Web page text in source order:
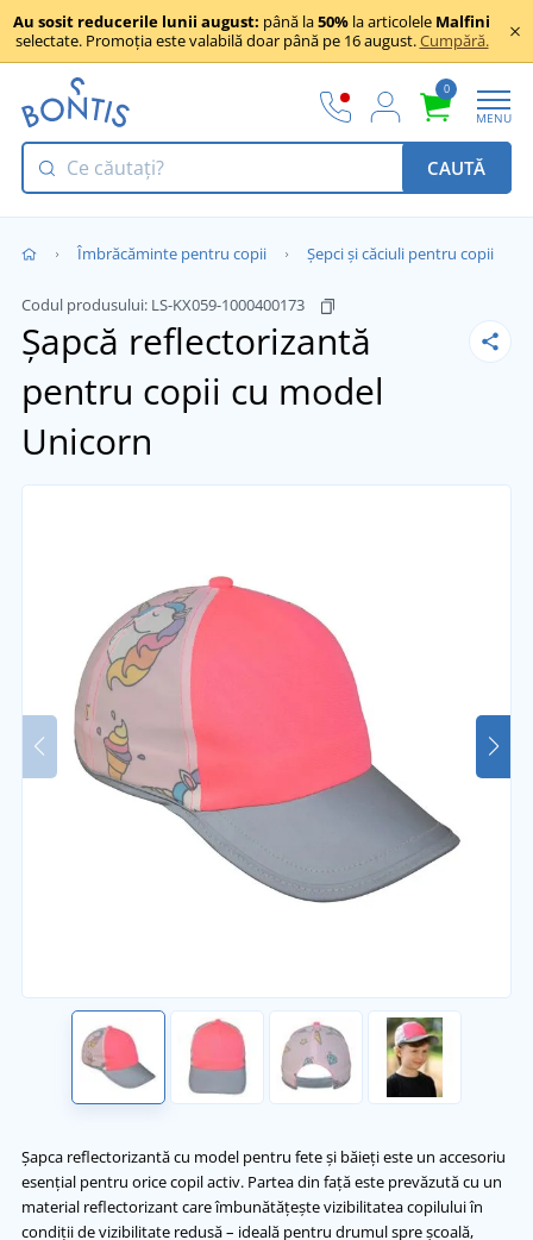
Au sosit reducerile lunii august: până la50% la articolele Malfini
selectate. Promoția este valabilă doar până pe 16 august.Cumpără.
0
MENU
CAUTĂ
Îmbrăcăminte pentru copii Șepci și căciuli pentru copii
Codul produsului: LS-KX059-1000400173
Șapcă reflectorizantă
pentru copii cu model
Unicorn
Șapca reflectorizantă cu model pentru fete și băieți este un accesoriu
esențial pentru orice copil activ. Partea din față este prevăzută cu un
material reflectorizant care îmbunătățește vizibilitatea copilului în
condiții de vizibilitate redusă – ideală pentru drumul spre școală,